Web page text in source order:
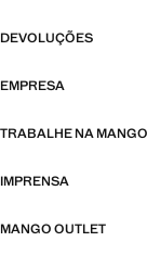
DEVOLUÇÕES
EMPRESA
TRABALHE NA MANGO
IMPRENSA
MANGO OUTLET